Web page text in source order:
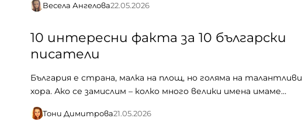
Весела Ангелова22.05.2026
10 интересни факта за 10 български
писатели
България е страна, малка на площ, но голяма на талантливи
хора. Ако се замислим – колко много велики имена имаме…
Тони Димитрова21.05.2026